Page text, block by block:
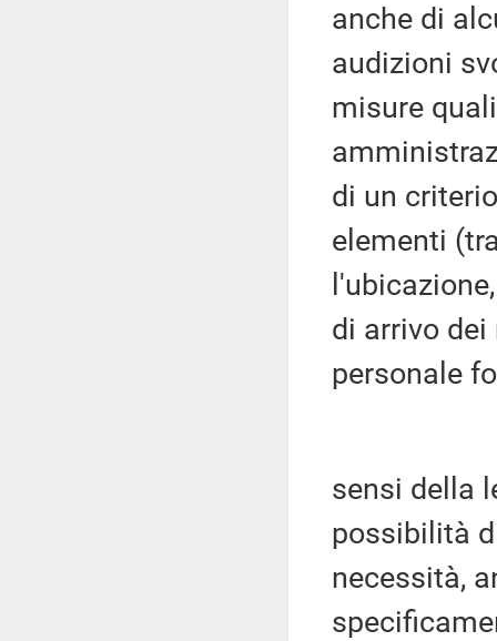
anche di
audizioni
misure
di un
elementi
di arrivo
personale
sensi della
possibilità
necessità,